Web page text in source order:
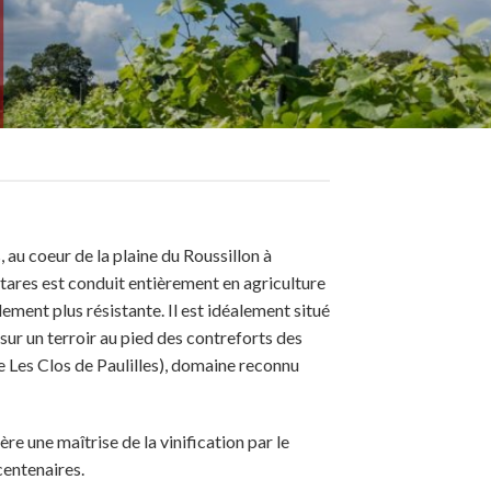
coeur de la plaine du Roussillon à
est conduit entièrement en agriculture
plus résistante. Il est idéalement situé
un terroir au pied des contreforts des
Clos de Paulilles), domaine reconnu
une maîtrise de la vinification par le